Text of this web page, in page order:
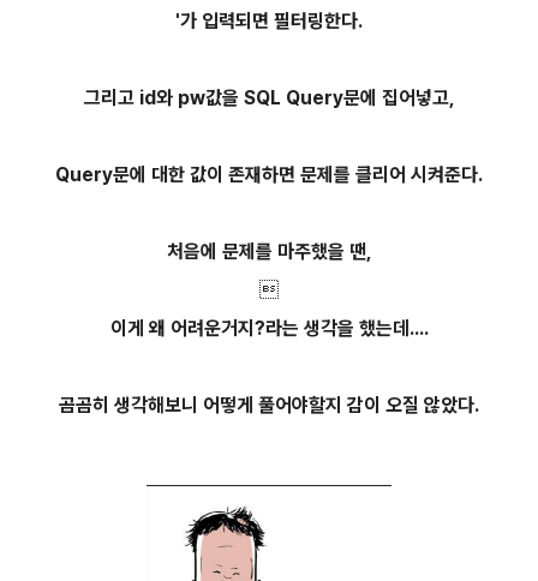
'가 입력되면 필터링한다.
그리고 id와 pw값을 SQL Query문에 집어넣고,
Query문에 대한 값이 존재하면 문제를 클리어 시켜준다.
처음에 문제를 마주했을 땐,

이게 왜 어려운거지?라는 생각을 했는데....
곰곰히 생각해보니 어떻게 풀어야할지 감이 오질 않았다.